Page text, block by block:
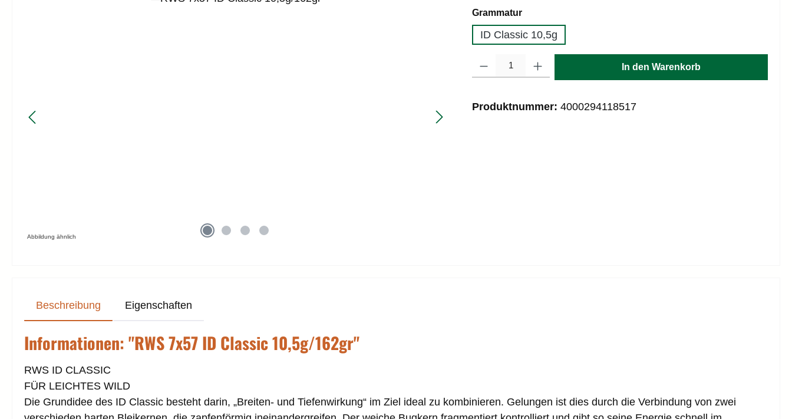
Abbildung ähnlich
Grammaturauswählen
ID Classic 10,5g
In den Warenkorb
Produktnummer: 4000294118517
Beschreibung Eigenschaften
Informationen: "RWS 7x57 ID Classic 10,5g/162gr"
RWS ID CLASSIC
FÜR LEICHTES WILD
Die Grundidee des ID Classic besteht darin, „Breiten- und Tiefenwirkung“ im Ziel ideal zu kombinieren. Gelungen ist dies durch die Verbindung von zwei